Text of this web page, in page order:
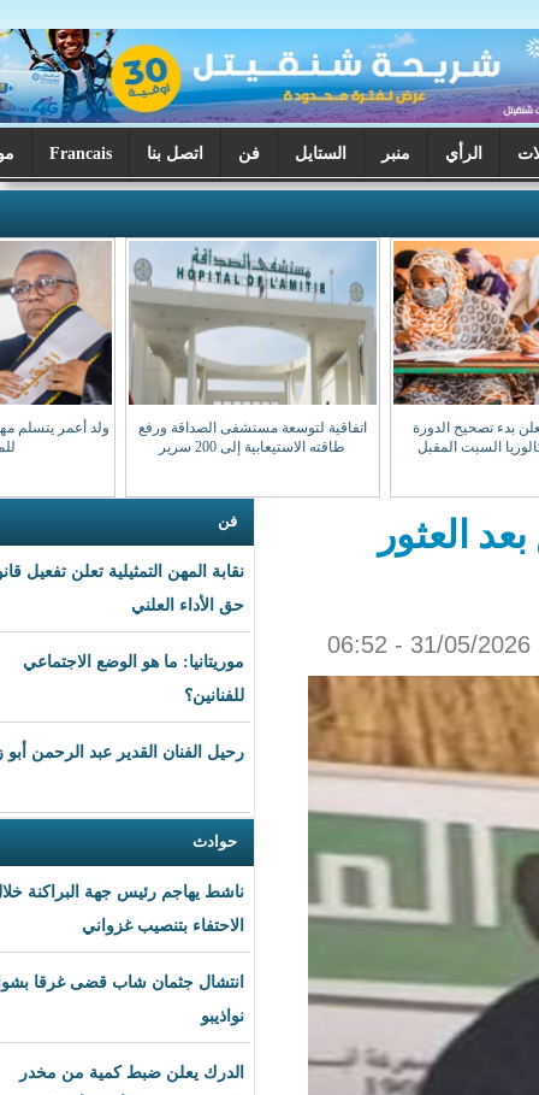
الستايل فن اتصل بنا Francais موريتانيا اليوم
اتفاقية لتوسعة مستشفى الصداقة ورفع
طاقته الاستيعابية إلى 200 سرير
ولد أعمر يتسلم مهامه نقيبا للهيئة الوطنية
نقابة المهن التمثيلية تعلن تفعيل قانون
موريتانيا: ما هو الوضع الاجتماعي
رحيل الفنان القدير عبد الرحمن أبو زهرة
ناشط يهاجم رئيس جهة البراكنة خلال
الاحتفاء بتنصيب غزواني
انتشال جثمان شاب قضى غرقا بشواطئ
نواذيبو
الدرك يعلن ضبط كمية من مخدر